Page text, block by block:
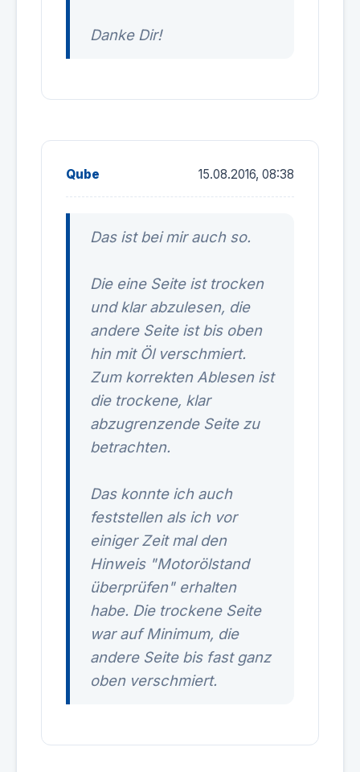
Danke Dir!
Qube 15.08.2016, 08:38
Das ist bei mir auch so.
Die eine Seite ist trocken
und klar abzulesen, die
andere Seite ist bis oben
hin mit Öl verschmiert.
Zum korrekten Ablesen ist
die trockene, klar
abzugrenzende Seite zu
betrachten.
Das konnte ich auch
feststellen als ich vor
einiger Zeit mal den
Hinweis "Motorölstand
überprüfen" erhalten
habe. Die trockene Seite
war auf Minimum, die
andere Seite bis fast ganz
oben verschmiert.